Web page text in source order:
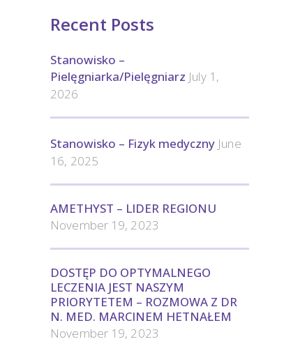
Recent Posts
Stanowisko –
Pielęgniarka/Pielęgniarz July 1,
2026
Stanowisko – Fizyk medyczny June
16, 2025
AMETHYST – LIDER REGIONU
November 19, 2023
DOSTĘP DO OPTYMALNEGO
LECZENIA JEST NASZYM
PRIORYTETEM – ROZMOWA Z DR
N. MED. MARCINEM HETNAŁEM
November 19, 2023